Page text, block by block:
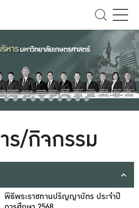
ร/กิจกรรม
พิธีพระราชทานปริญญาบัตร ประจำปี